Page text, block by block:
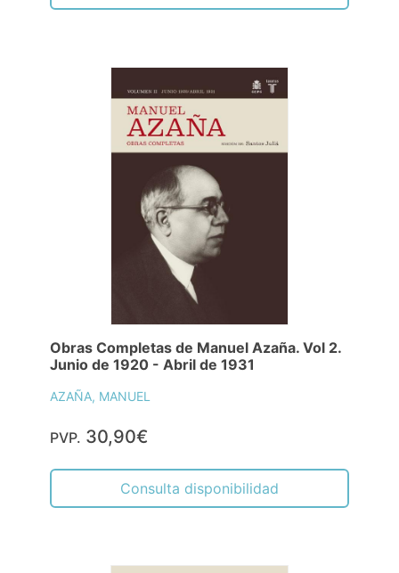
Obras Completas de Manuel Azaña. Vol 2.
Junio de 1920 - Abril de 1931
AZAÑA, MANUEL
PVP. 30,90€
Consulta disponibilidad